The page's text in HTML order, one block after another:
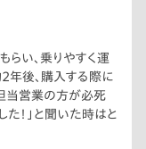
らい、乗りやすく運
年後、購入する際に
当営業の方が必死
！」と聞いた時はと